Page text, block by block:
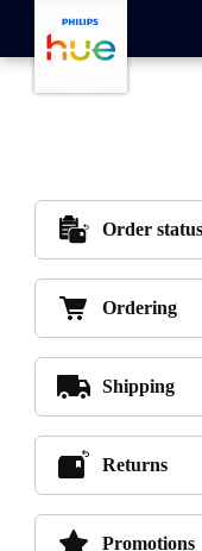
Order
Ordering
Shipping
Returns
Promotions